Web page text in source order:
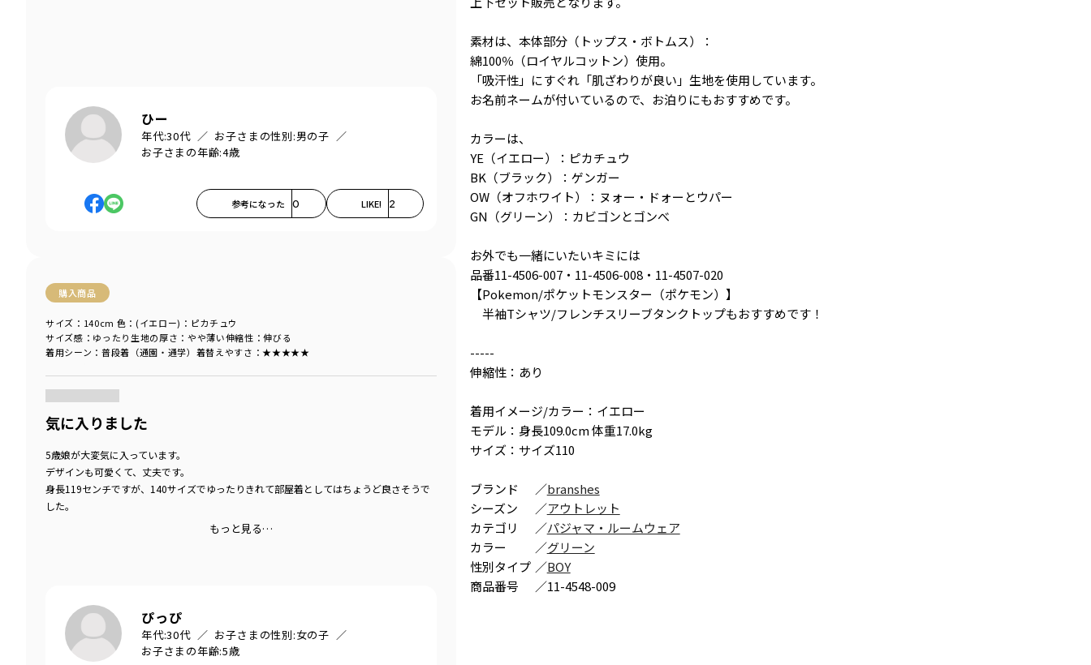
ひー
年代:30代 お子さまの性別:男の子
お子さまの年齢:4歳
参考になった 0 LIKE! 2
購入商品
サイズ感 ：ゆったり 生地の厚さ ：やや薄い伸縮性 ：伸びる
着用シーン ：普段着（通園・通学） 着替えやすさ ：★★★★★
サイズ：140cm 色：(イエロー)：ピカチュウ
気に入りました
5歳娘が大変気に入っています。
デザインも可愛くて、丈夫です。
身長119センチですが、140サイズでゆったりきれて部屋着としてはちょうど良さそうで
した。
もっと見る…
ぴっぴ
年代:30代 お子さまの性別:女の子
お子さまの年齢:5歳
素材は、本体部分（トップス・ボトムス）：
綿100％（ロイヤルコットン）使用。
「吸汗性」にすぐれ「肌ざわりが良い」生地を使用しています。
お名前ネームが付いているので、お泊りにもおすすめです。
カラーは、
YE（イエロー）：ピカチュウ
BK（ブラック）：ゲンガー
OW（オフホワイト）：ヌォー・ドォーとウパー
GN（グリーン）：カビゴンとゴンべ
お外でも一緒にいたいキミには
品番11-4506-007・11-4506-008・11-4507-020
【Pokemon/ポケットモンスター（ポケモン）】
半袖Tシャツ/フレンチスリーブタンクトップもおすすめです！
-----
伸縮性：あり
着用イメージ/カラー：イエロー
モデル：身長109.0cm 体重17.0kg
サイズ：サイズ110
ブランド ／branshes
シーズン
／アウトレット
カテゴリ
／パジャマ・ルームウェア
カラー
／グリーン
性別タイプ ／BOY
商品番号
／11-4548-009